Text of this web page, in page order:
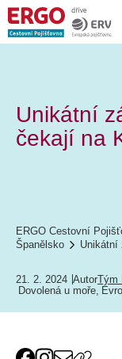
Unikátní
čekají na
ERGO Cestovní
Španělsko
Unikátní
21. 2. 2024 AutorTým
Dovolená u moře,